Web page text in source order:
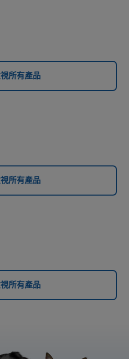
所有產品
所有產品
所有產品